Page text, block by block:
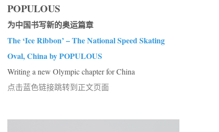
POPULOUS
为中国书写新的奥运篇章
The ‘Ice Ribbon’ – The National Speed Skating
Oval, China by POPULOUS
Writing a new Olympic chapter for China
点击蓝色链接跳转到正文页面